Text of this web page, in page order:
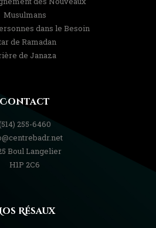
Musulmans
dans le Besoin
de Ramadan
de Janaza
Contact
255-6460
Boul Langelier
H1P 2C6
Résaux